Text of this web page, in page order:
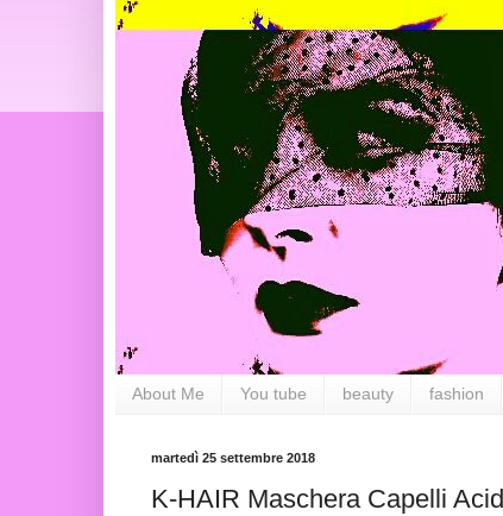
About Me You tube beauty fashion
martedì 25 settembre 2018
K-HAIR Maschera Capelli